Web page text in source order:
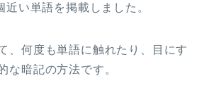
い単語を掲載しました。
、何度も単語に触れたり、目にす
な暗記の方法です。